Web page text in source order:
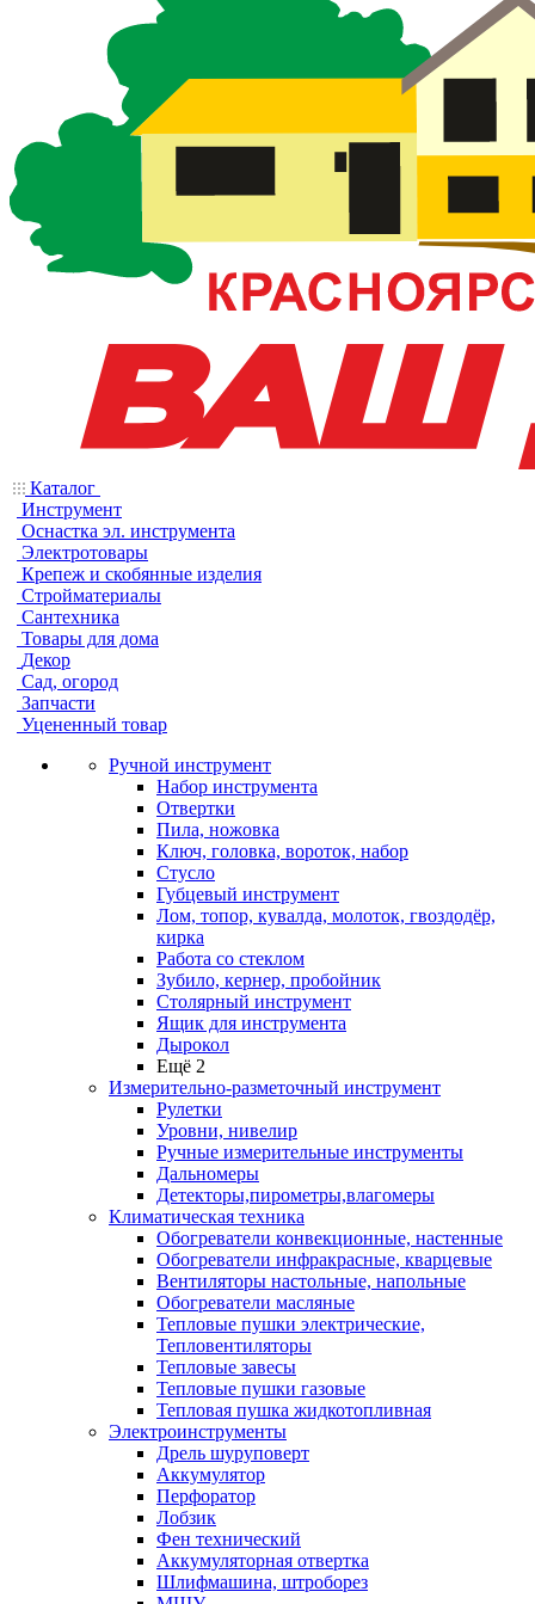
Каталог
Инструмент
Оснастка эл. инструмента
Электротовары
Крепеж и скобянные изделия
Стройматериалы
Сантехника
Товары для дома
Декор
Сад, огород
Запчасти
Уцененный товар
Ручной инструмент
Набор инструмента
Отвертки
Пила, ножовка
Ключ, головка, вороток, набор
Стусло
Губцевый инструмент
Лом, топор, кувалда, молоток, гвоздодёр,
кирка
Работа со стеклом
Зубило, кернер, пробойник
Столярный инструмент
Ящик для инструмента
Дырокол
Ещё 2
Измерительно-разметочный инструмент
Рулетки
Уровни, нивелир
Ручные измерительные инструменты
Дальномеры
Детекторы,пирометры,влагомеры
Климатическая техника
Обогреватели конвекционные, настенные
Обогреватели инфракрасные, кварцевые
Вентиляторы настольные, напольные
Обогреватели масляные
Тепловые пушки электрические,
Тепловентиляторы
Тепловые завесы
Тепловые пушки газовые
Тепловая пушка жидкотопливная
Электроинструменты
Дрель шуруповерт
Аккумулятор
Перфоратор
Лобзик
Фен технический
Аккумуляторная отвертка
Шлифмашина, штроборез